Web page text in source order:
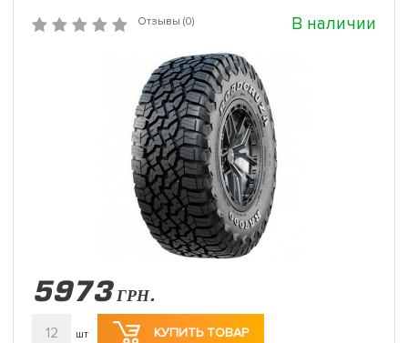
Отзывы (0) В наличии
5973 ГРН.
12 шт КУПИТЬ ТОВАР